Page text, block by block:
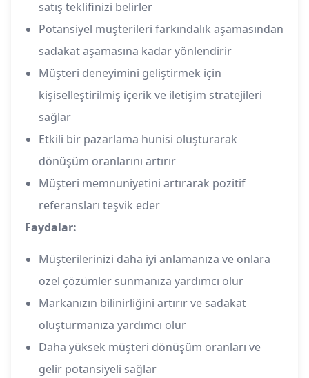
satış teklifinizi belirler
Potansiyel müşterileri farkındalık aşamasından
sadakat aşamasına kadar yönlendirir
Müşteri deneyimini geliştirmek için
kişiselleştirilmiş içerik ve iletişim stratejileri
sağlar
Etkili bir pazarlama hunisi oluşturarak
dönüşüm oranlarını artırır
Müşteri memnuniyetini artırarak pozitif
referansları teşvik eder
Faydalar:
Müşterilerinizi daha iyi anlamanıza ve onlara
özel çözümler sunmanıza yardımcı olur
Markanızın bilinirliğini artırır ve sadakat
oluşturmanıza yardımcı olur
Daha yüksek müşteri dönüşüm oranları ve
gelir potansiyeli sağlar